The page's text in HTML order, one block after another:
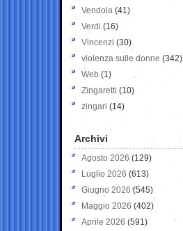
Vendola (41)
Verdi (16)
Vincenzi (30)
violenza sulle donne (342)
Web (1)
Zingaretti (10)
zingari (14)
Archivi
Agosto 2026 (129)
Luglio 2026 (613)
Giugno 2026 (545)
Maggio 2026 (402)
Aprile 2026 (591)